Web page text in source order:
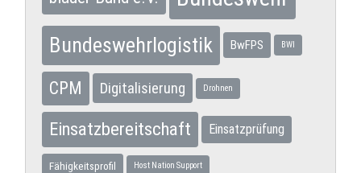
Bundeswehrlogistik BwFPS BWI
CPM Digitalisierung Drohnen
Einsatzbereitschaft Einsatzprüfung
Fähigkeitsprofil Host Nation Support